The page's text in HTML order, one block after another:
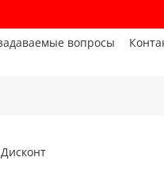
вопросы
Дисконт